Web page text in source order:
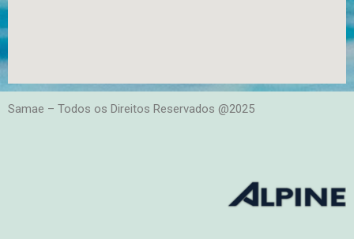
Samae – Todos os Direitos Reservados @2025